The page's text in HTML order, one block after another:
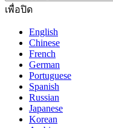
เพื่อปิด
English
Chinese
French
German
Portuguese
Spanish
Russian
Japanese
Korean